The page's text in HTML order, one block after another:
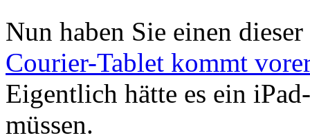
Nun haben Sie einen
Courier-Tablet kommt
Eigentlich hätte es ein
müssen.